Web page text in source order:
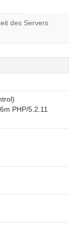
des Servers
PHP/5.2.11